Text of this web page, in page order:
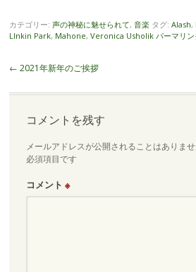
カテゴリー: 声の神秘に魅せられて, 音楽 タグ: Alash,
LInkin Park, Mahone, Veronica Usholik パーマリン
投
ナ
← 2021年新年のご挨拶
コメントを残す
メールアドレスが公開されることはありませ
必須項目です
コメント ※